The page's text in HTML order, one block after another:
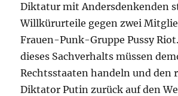
Diktatur mit Andersdenkenden
Willkürurteile gegen zwei
Frauen-Punk-Gruppe Pussy
dieses Sachverhalts müssen
Rechtsstaaten handeln und den
Diktator Putin zurück auf den